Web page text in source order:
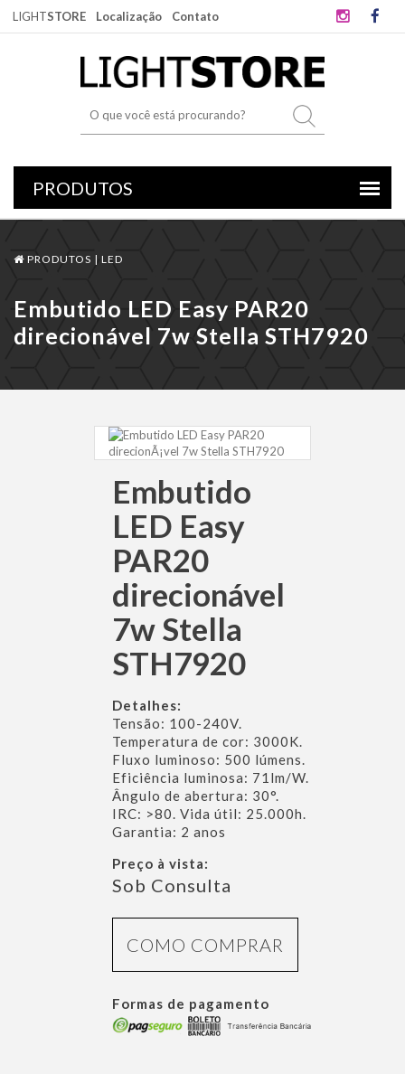
LIGHTSTORE Localização Contato
PRODUTOS | LED
Embutido LED Easy PAR20
direcionável 7w Stella STH7920
Embutido
LED Easy
PAR20
direcionável
7w Stella
STH7920
Detalhes:
Tensão: 100-240V.
Temperatura de cor: 3000K.
Fluxo luminoso: 500 lúmens.
Eficiência luminosa: 71lm/W.
Ângulo de abertura: 30°.
IRC: >80. Vida útil: 25.000h.
Garantia: 2 anos
Preço à vista:
Sob Consulta
COMO COMPRAR
Formas de pagamento